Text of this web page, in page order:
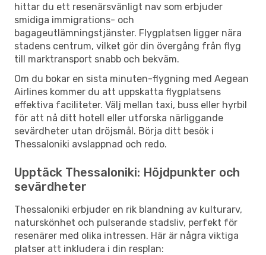
hittar du ett resenärsvänligt nav som erbjuder
smidiga immigrations- och
bagageutlämningstjänster. Flygplatsen ligger nära
stadens centrum, vilket gör din övergång från flyg
till marktransport snabb och bekväm.
Om du bokar en sista minuten-flygning med Aegean
Airlines kommer du att uppskatta flygplatsens
effektiva faciliteter. Välj mellan taxi, buss eller hyrbil
för att nå ditt hotell eller utforska närliggande
sevärdheter utan dröjsmål. Börja ditt besök i
Thessaloniki avslappnad och redo.
Upptäck Thessaloniki: Höjdpunkter och
sevärdheter
Thessaloniki erbjuder en rik blandning av kulturarv,
naturskönhet och pulserande stadsliv, perfekt för
resenärer med olika intressen. Här är några viktiga
platser att inkludera i din resplan: